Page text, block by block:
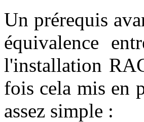
Un prérequis
équivalence
l'installation
fois cela mis en
assez simple :